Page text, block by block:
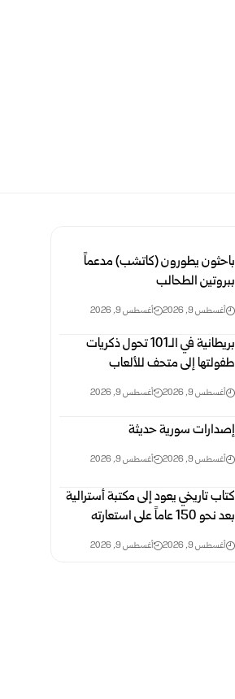
باحثون يطورون (كاتشب) مدعماً
ببروتين الطحالب
أغسطس 9, 2026 أغسطس 9, 2026
بريطانية في الـ101 تحول ذكريات
طفولتها إلى متحف للألعاب
أغسطس 9, 2026 أغسطس 9, 2026
إصدارات سورية حديثة
أغسطس 9, 2026 أغسطس 9, 2026
كتاب تاريخي يعود إلى مكتبة أسترالية
بعد نحو 150 عاماً على استعارته
أغسطس 9, 2026 أغسطس 9, 2026